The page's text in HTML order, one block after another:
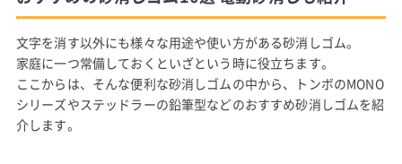
文字を消す以外にも様々な用途や使い方がある砂消しゴム。
家庭に一つ常備しておくといざという時に役立ちます。
ここからは、そんな便利な砂消しゴムの中から、トンボのMONO
シリーズやステッドラーの鉛筆型などのおすすめ砂消しゴムを紹
介します。